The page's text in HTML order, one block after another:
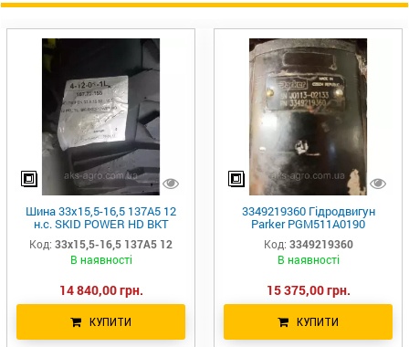
Шина 33х15,5-16,5 137A5 12
н.с. SKID POWER HD BKT
33х15.5-16.5
Код: 33х15,5-16,5 137A5 12
В наявності
14 840,00 грн.
КУПИТИ
3349219360 Гідродвигун
Parker PGM511A0190
W42053000 3323030000
Код: 3349219360
В наявності
15 375,00 грн.
КУПИТИ